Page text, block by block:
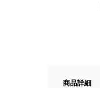
商品詳細